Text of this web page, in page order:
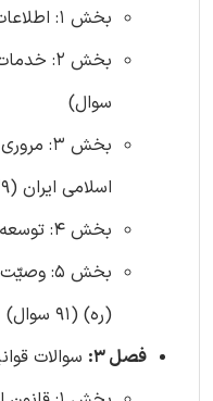
بخش 1: اطلاعات عمومی (202 سوال)
سوال)
بخش 3:
اسلامی ایران (129 سوال)
بخش 4: توسعه و مبانی تمدن غرب (121 سوال)
بخش 5:
(ره) (91 سوال)
فصل 3:
سوالات